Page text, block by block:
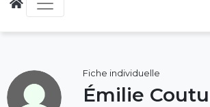
Fiche individuelle
Émilie